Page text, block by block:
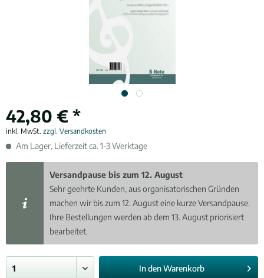
42,80 € *
inkl. MwSt. zzgl. Versandkosten
Am Lager, Lieferzeit ca. 1-3 Werktage
Versandpause bis zum 12. August
Sehr geehrte Kunden, aus organisatorischen Gründen
machen wir bis zum 12. August eine kurze Versandpause.
Ihre Bestellungen werden ab dem 13. August priorisiert
bearbeitet.
In denWarenkorb